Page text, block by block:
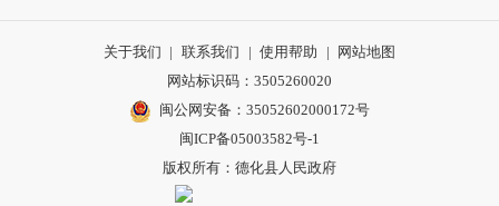
关于我们 | 联系我们 | 使用帮助 |
网站地图
网站标识码：3505260020
闽公网安备：35052602000172号
闽ICP备05003582号-1
版权所有：德化县人民政府